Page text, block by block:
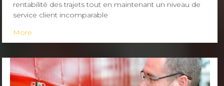
rentabilité des trajets tout en maintenant un niveau de
service client incomparable
More